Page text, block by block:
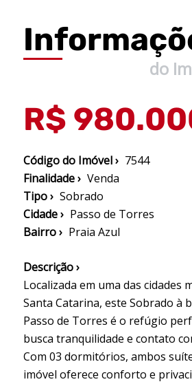
do
R$
Código do Imóvel › 7544
Finalidade › Venda
Tipo › Sobrado
Cidade › Passo de Torres
Bairro › Praia Azul
Descrição ›
Localizada em uma das cidades
Santa Catarina, este Sobrado à
Passo de Torres é o refúgio
busca tranquilidade e contato
Com 03 dormitórios, ambos
imóvel oferece conforto e